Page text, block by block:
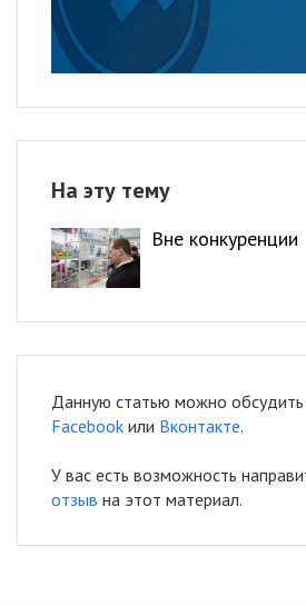
На эту тему
Вне конкуренции
Данную статью можно
Facebook или Вконтакте.
У вас есть возможность
отзыв на этот материал.